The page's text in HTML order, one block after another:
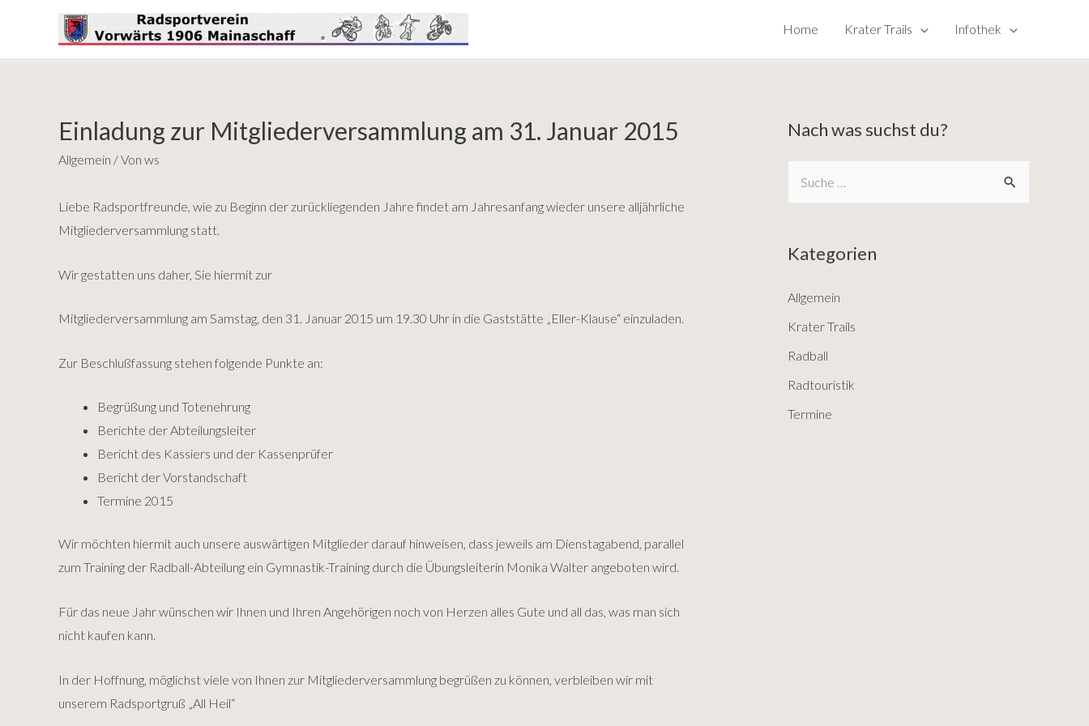
Home Krater Trails Infothek
Einladung zur Mitgliederversammlung am 31. Januar 2015
Allgemein / Von ws
Liebe Radsportfreunde, wie zu Beginn der zurückliegenden Jahre findet am Jahresanfang wieder unsere alljährliche
Mitgliederversammlung statt.
Wir gestatten uns daher, Sie hiermit zur
Mitgliederversammlung am Samstag, den 31. Januar 2015 um 19.30 Uhr in die Gaststätte „Eller-Klause“ einzuladen.
Zur Beschlußfassung stehen folgende Punkte an:
Begrüßung und Totenehrung
Berichte der Abteilungsleiter
Bericht des Kassiers und der Kassenprüfer
Bericht der Vorstandschaft
Termine 2015
Wir möchten hiermit auch unsere auswärtigen Mitglieder darauf hinweisen, dass jeweils am Dienstagabend, parallel
zum Training der Radball-Abteilung ein Gymnastik-Training durch die Übungsleiterin Monika Walter angeboten wird.
Für das neue Jahr wünschen wir Ihnen und Ihren Angehörigen noch von Herzen alles Gute und all das, was man sich
nicht kaufen kann.
In der Hoffnung, möglichst viele von Ihnen zur Mitgliederversammlung begrüßen zu können, verbleiben wir mit
unserem Radsportgruß „All Heil“
Nach was suchst du?
r
h
f
o
r
Kategorien
Allgemein
Krater Trails
Radball
Radtouristik
Termine